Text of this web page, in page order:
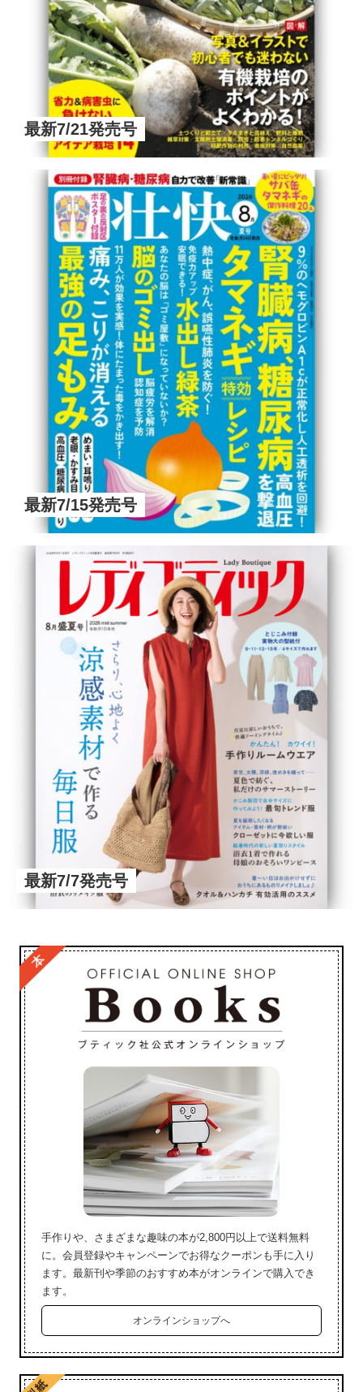
最新7/21発売号
最新7/15発売号
最新7/7発売号
手作りや、さまざまな趣味の本が2,800円以上で送料無料
に。会員登録やキャンペーンでお得なクーポンも手に入り
ます。最新刊や季節のおすすめ本がオンラインで購入でき
ます。
オンラインショップへ